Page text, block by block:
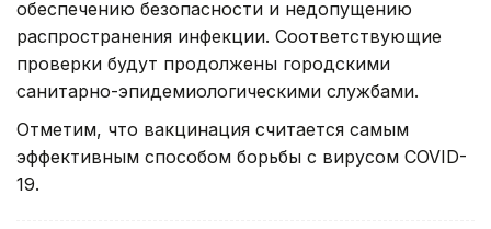
обеспечению безопасности и недопущению
распространения инфекции. Соответствующие
проверки будут продолжены городскими
санитарно-эпидемиологическими службами.
Отметим, что вакцинация считается самым
эффективным способом борьбы с вирусом COVID-
19.